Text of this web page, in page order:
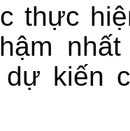
thực
kiến